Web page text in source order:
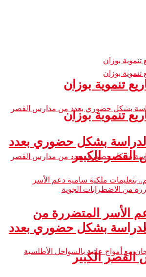
تنموية بوزان
بشكل حضوري بعدد
الكبير
تنموية بوزان
بشكل حضوري بعدد
الكبير
الأسر المتضررة من